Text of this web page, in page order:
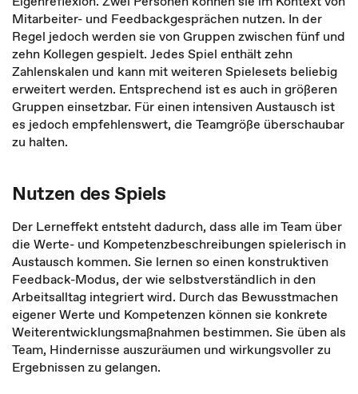
Mitarbeiter- und Feedbackgesprächen nutzen. In der
Regel jedoch werden sie von Gruppen zwischen fünf und
zehn Kollegen gespielt. Jedes Spiel enthält zehn
Zahlenskalen und kann mit weiteren Spielesets beliebig
erweitert werden. Entsprechend ist es auch in größeren
Gruppen einsetzbar. Für einen intensiven Austausch ist
es jedoch empfehlenswert, die Teamgröße überschaubar
zu halten.
Nutzen des Spiels
Der Lerneffekt entsteht dadurch, dass alle im Team über
die Werte- und Kompetenzbeschreibungen spielerisch in
Austausch kommen. Sie lernen so einen konstruktiven
Feedback-Modus, der wie selbstverständlich in den
Arbeitsalltag integriert wird. Durch das Bewusstmachen
eigener Werte und Kompetenzen können sie konkrete
Weiterentwicklungsmaßnahmen bestimmen. Sie üben als
Team, Hindernisse auszuräumen und wirkungsvoller zu
Ergebnissen zu gelangen.